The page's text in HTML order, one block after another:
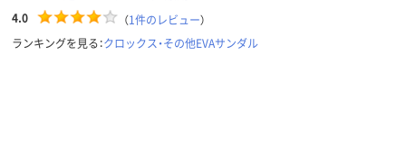
4.0 （1件のレビュー）
ランキングを見る：クロックス・その他EVAサンダル